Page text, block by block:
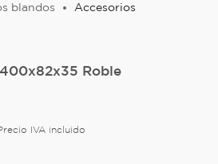
blandos Accesorios
Roble
IVA incluido